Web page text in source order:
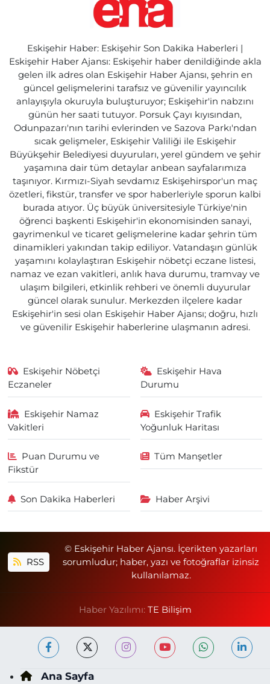
Eskişehir Haber: Eskişehir Son Dakika Haberleri |
Eskişehir Haber Ajansı: Eskişehir haber denildiğinde akla
gelen ilk adres olan Eskişehir Haber Ajansı, şehrin en
güncel gelişmelerini tarafsız ve güvenilir yayıncılık
anlayışıyla okuruyla buluşturuyor; Eskişehir'in nabzını
günün her saati tutuyor. Porsuk Çayı kıyısından,
Odunpazarı'nın tarihi evlerinden ve Sazova Parkı'ndan
sıcak gelişmeler, Eskişehir Valiliği ile Eskişehir
Büyükşehir Belediyesi duyuruları, yerel gündem ve şehir
yaşamına dair tüm detaylar anbean sayfalarımıza
taşınıyor. Kırmızı-Siyah sevdamız Eskişehirspor'un maç
özetleri, fikstür, transfer ve spor haberleriyle sporun kalbi
burada atıyor. Üç büyük üniversitesiyle Türkiye'nin
öğrenci başkenti Eskişehir'in ekonomisinden sanayi,
gayrimenkul ve ticaret gelişmelerine kadar şehrin tüm
dinamikleri yakından takip ediliyor. Vatandaşın günlük
yaşamını kolaylaştıran Eskişehir nöbetçi eczane listesi,
namaz ve ezan vakitleri, anlık hava durumu, tramvay ve
ulaşım bilgileri, etkinlik rehberi ve önemli duyurular
güncel olarak sunulur. Merkezden ilçelere kadar
Eskişehir'in sesi olan Eskişehir Haber Ajansı; doğru, hızlı
ve güvenilir Eskişehir haberlerine ulaşmanın adresi.
Eskişehir Nöbetçi
Eczaneler
Eskişehir Hava
Durumu
Eskişehir Namaz
Vakitleri
Eskişehir Trafik
Yoğunluk Haritası
Puan Durumu ve
Fikstür
Tüm Manşetler
Son Dakika Haberleri Haber Arşivi
RSS
© Eskişehir Haber Ajansı. İçerikten yazarları
sorumludur; haber, yazı ve fotoğraflar izinsiz
kullanılamaz.
Haber Yazılımı: TE Bilişim
Ana Sayfa